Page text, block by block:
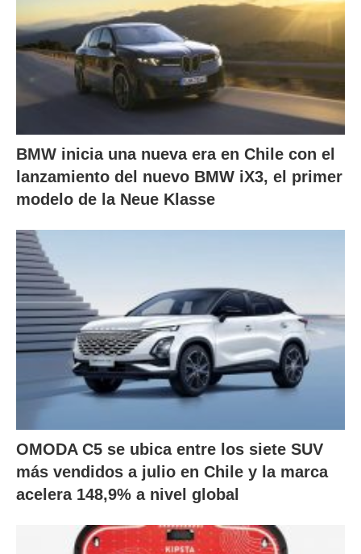
BMW inicia una nueva era en Chile con el
lanzamiento del nuevo BMW iX3, el primer
modelo de la Neue Klasse
OMODA C5 se ubica entre los siete SUV
más vendidos a julio en Chile y la marca
acelera 148,9% a nivel global